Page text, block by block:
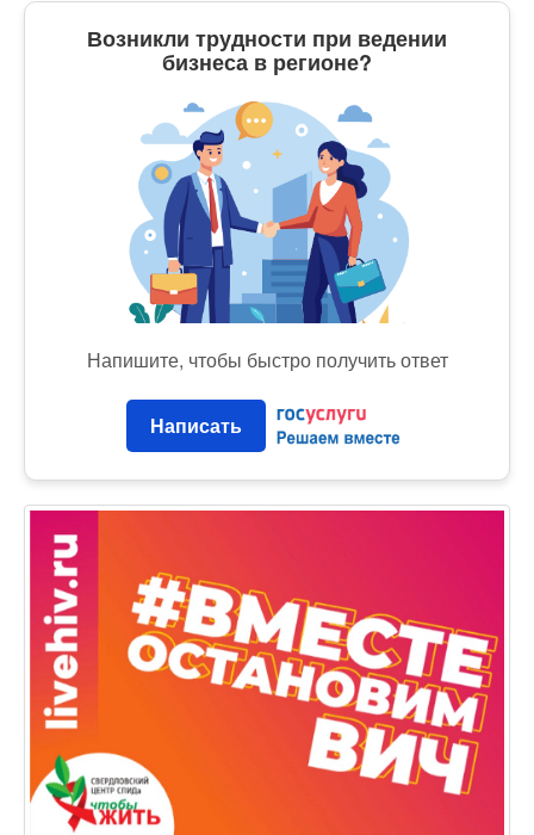
Возникли трудности при ведении
бизнеса в регионе?
Напишите, чтобы быстро получить ответ
Написать